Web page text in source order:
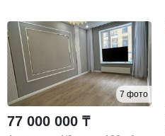
7 фото
77 000 000 ₸